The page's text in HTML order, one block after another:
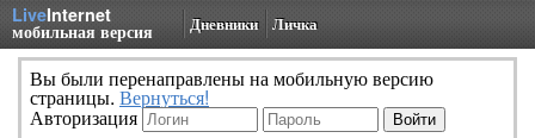
LiveInternet
мобильная версия Дневники Личка
Вы были перенаправлены на мобильную версию
страницы. Вернуться!
Авторизация